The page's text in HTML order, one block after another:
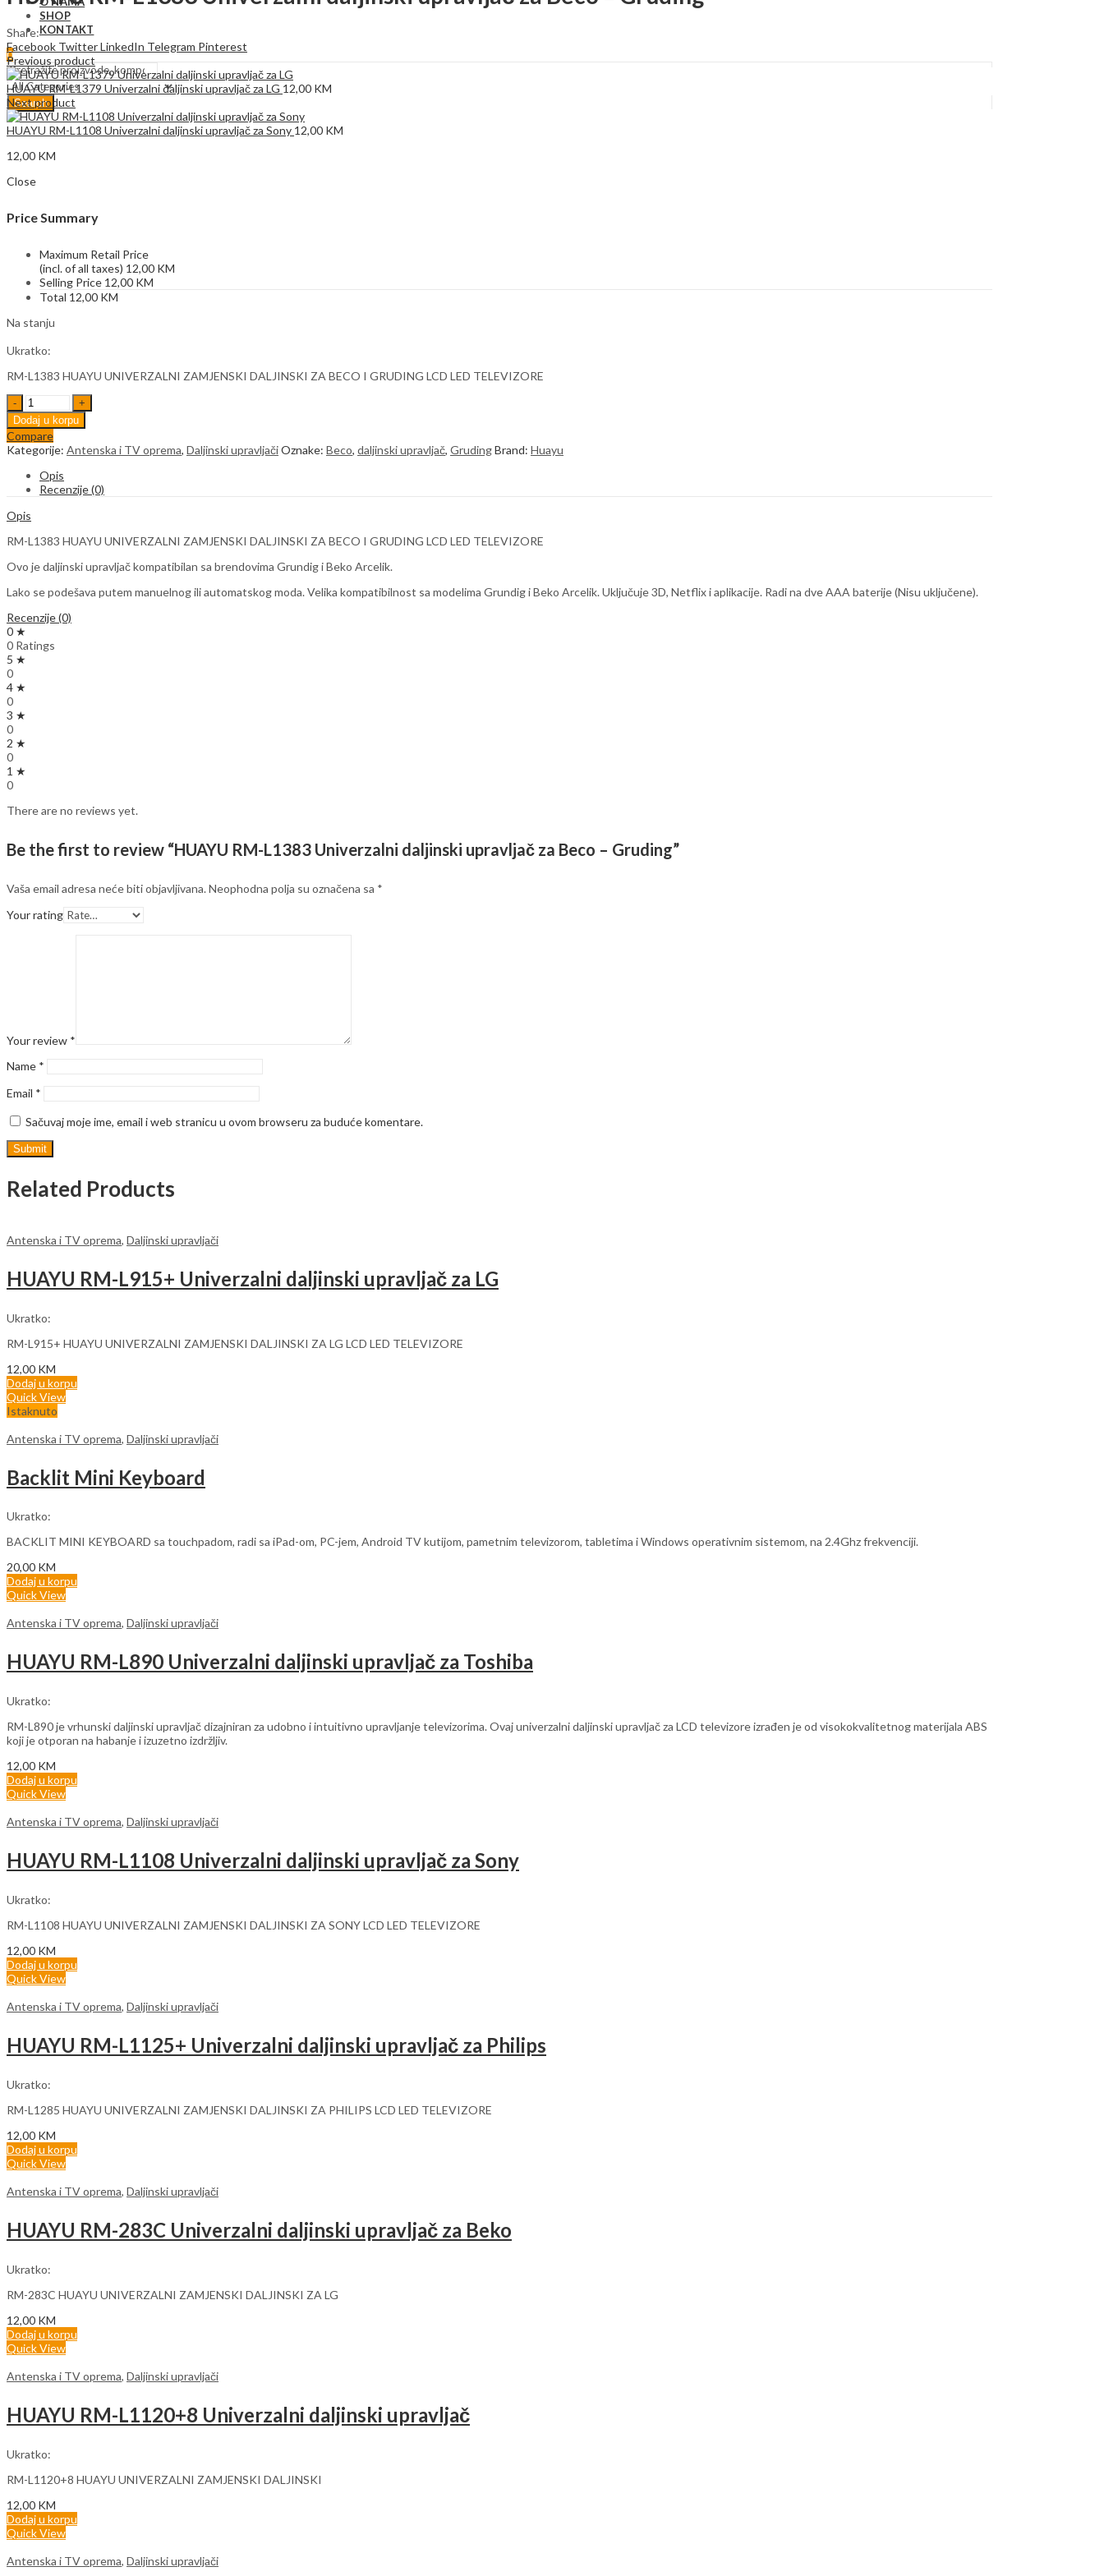
SHOP
KONTAKT
0
Search
Share:
Facebook TwitterLinkedIn Telegram Pinterest
Previous product
HUAYU RM-L1379 Univerzalni daljinski upravljač za LG 12,00 KM
Next product
HUAYU RM-L1108 Univerzalni daljinski upravljač za Sony 12,00 KM
12,00 KM
Close
Price Summary
Maximum Retail Price
(incl. of all taxes) 12,00 KM
Selling Price 12,00 KM
Total 12,00 KM
Na stanju
Ukratko:
RM-L1383 HUAYU UNIVERZALNI ZAMJENSKI DALJINSKI ZA BECO I GRUDING LCD LED TELEVIZORE
HUAYU
RM-
L1383
Univerzalni
daljinski
upravljač
Beco
-
Gruding
quantity
Dodaj u korpu
Compare
Kategorije: Antenska i TV oprema, Daljinski upravljačiOznake: Beco, daljinski upravljač, GrudingBrand: Huayu
Opis
Recenzije (0)
Opis
RM-L1383 HUAYU UNIVERZALNI ZAMJENSKI DALJINSKI ZA BECO I GRUDING LCD LED TELEVIZORE
Ovo je daljinski upravljač kompatibilan sa brendovima Grundig i Beko Arcelik.
Lako se podešava putem manuelnog ili automatskog moda. Velika kompatibilnost sa modelima Grundig i Beko Arcelik. Uključuje 3D, Netflix i aplikacije. Radi na dve AAA baterije (Nisu uključene).
Recenzije (0)
0 ★
0 Ratings
5 ★
0
4 ★
0
3 ★
0
2 ★
0
1 ★
0
There are no reviews yet.
Be the first to review “HUAYU RM-L1383 Univerzalni daljinski upravljač za Beco – Gruding”
Vaša email adresa neće biti objavljivana.Neophodna polja su označena sa *
Your rating
Your review *
Name *
Email *
Sačuvaj moje ime, email i web stranicu u ovom browseru za buduće komentare.
Related Products
Antenska i TV oprema, Daljinski upravljači
HUAYU RM-L915+ Univerzalni daljinski upravljač za LG
Ukratko:
RM-L915+ HUAYU UNIVERZALNI ZAMJENSKI DALJINSKI ZA LG LCD LED TELEVIZORE
12,00 KM
Dodaj u korpu
Quick View
Istaknuto
Antenska i TV oprema, Daljinski upravljači
Backlit Mini Keyboard
Ukratko:
BACKLIT MINI KEYBOARD sa touchpadom, radi sa iPad-om, PC-jem, Android TV kutijom, pametnim televizorom, tabletima i Windows operativnim sistemom, na 2.4Ghz frekvenciji.
20,00 KM
Dodaj u korpu
Quick View
Antenska i TV oprema, Daljinski upravljači
HUAYU RM-L890 Univerzalni daljinski upravljač za Toshiba
Ukratko:
RM-L890 je vrhunski daljinski upravljač dizajniran za udobno i intuitivno upravljanje televizorima. Ovaj univerzalni daljinski upravljač za LCD televizore izrađen je od visokokvalitetnog materijala ABS
koji je otporan na habanje i izuzetno izdržljiv.
12,00 KM
Dodaj u korpu
Quick View
Antenska i TV oprema, Daljinski upravljači
HUAYU RM-L1108 Univerzalni daljinski upravljač za Sony
Ukratko:
RM-L1108 HUAYU UNIVERZALNI ZAMJENSKI DALJINSKI ZA SONY LCD LED TELEVIZORE
12,00 KM
Dodaj u korpu
Quick View
Antenska i TV oprema, Daljinski upravljači
HUAYU RM-L1125+ Univerzalni daljinski upravljač za Philips
Ukratko:
RM-L1285 HUAYU UNIVERZALNI ZAMJENSKI DALJINSKI ZA PHILIPS LCD LED TELEVIZORE
12,00 KM
Dodaj u korpu
Quick View
Antenska i TV oprema, Daljinski upravljači
HUAYU RM-283C Univerzalni daljinski upravljač za Beko
Ukratko:
RM-283C HUAYU UNIVERZALNI ZAMJENSKI DALJINSKI ZA LG
12,00 KM
Dodaj u korpu
Quick View
Antenska i TV oprema, Daljinski upravljači
HUAYU RM-L1120+8 Univerzalni daljinski upravljač
Ukratko:
RM-L1120+8 HUAYU UNIVERZALNI ZAMJENSKI DALJINSKI
12,00 KM
Dodaj u korpu
Quick View
Antenska i TV oprema, Daljinski upravljači